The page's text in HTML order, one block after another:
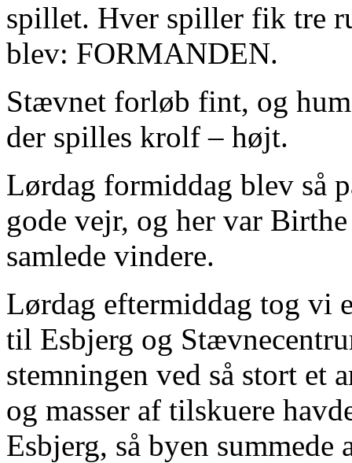
spillet. Hver spiller fik tre
blev: FORMANDEN.
Stævnet forløb fint, og
der spilles krolf – højt.
Lørdag formiddag blev så
gode vejr, og her var
samlede vindere.
Lørdag eftermiddag tog vi
til Esbjerg og
stemningen ved så stort et
og masser af tilskuere
Esbjerg, så byen